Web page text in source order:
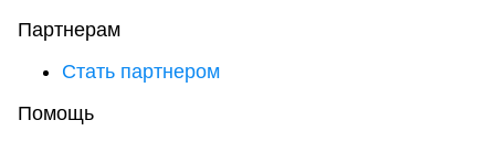
Партнерам
Стать партнером
Помощь